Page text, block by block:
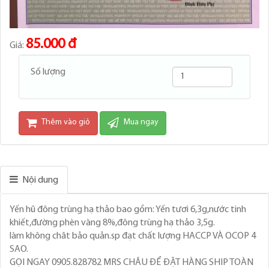
Giá: 85.000 đ
Số lượng
Thêm vào giỏ Mua ngay
Nội dung
Yến hũ đông trùng hạ thảo bao gồm: Yến tươi 6,3g,nước tinh
khiết,đường phèn vàng 8%,đông trùng hạ thảo 3,5g.
làm không chât bảo quản.sp đạt chất lượng HACCP VÀ OCOP 4
SAO.
GỌI NGAY 0905.828782 MRS CHÂU ĐỂ ĐẶT HÀNG SHIP TOÀN